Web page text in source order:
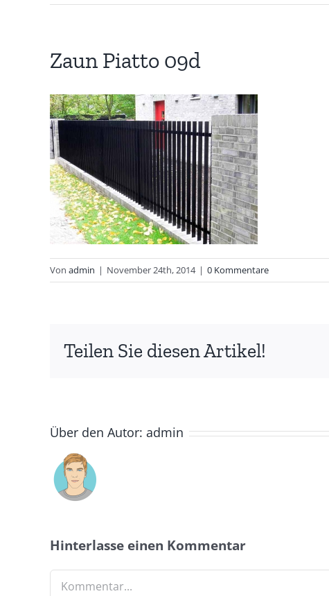
Zaun Piatto 09d
Von admin | November 24th, 2014 | 0 Kommentare
Teilen Sie diesen Artikel!
Über den Autor: admin
Hinterlasse einen Kommentar
Kommentar